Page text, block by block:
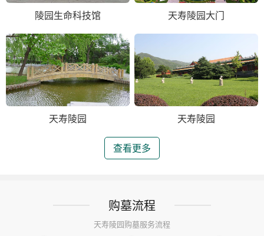
陵园生命科技馆 天寿陵园大门
天寿陵园 天寿陵园
查看更多
购墓流程
天寿陵园购墓服务流程